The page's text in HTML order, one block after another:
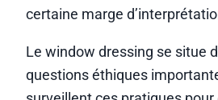
certaine marge
Le window dressing se situe
questions éthiques